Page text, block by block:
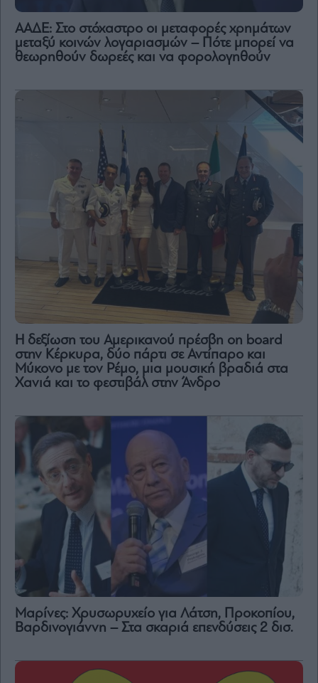
ΑΑΔΕ: Στο στόχαστρο οι μεταφορές χρημάτων
μεταξύ κοινών λογαριασμών – Πότε μπορεί να
θεωρηθούν δωρεές και να φορολογηθούν
H δεξίωση του Αμερικανού πρέσβη on board
στην Κέρκυρα, δύο πάρτι σε Αντίπαρο και
Μύκονο με τον Ρέμο, μια μουσική βραδιά στα
Χανιά και το φεστιβάλ στην Άνδρο
Μαρίνες: Χρυσωρυχείο για Λάτση, Προκοπίου,
Βαρδινογιάννη – Στα σκαριά επενδύσεις 2 δισ.